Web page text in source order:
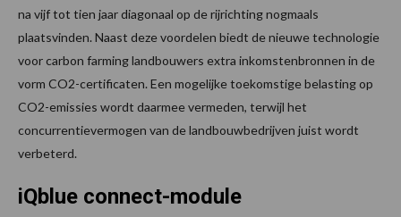
na vijf tot tien jaar diagonaal op de rijrichting nogmaals
plaatsvinden. Naast deze voordelen biedt de nieuwe technologie
voor carbon farming landbouwers extra inkomstenbronnen in de
vorm CO2-certificaten. Een mogelijke toekomstige belasting op
CO2-emissies wordt daarmee vermeden, terwijl het
concurrentievermogen van de landbouwbedrijven juist wordt
verbeterd.
iQblue connect-module